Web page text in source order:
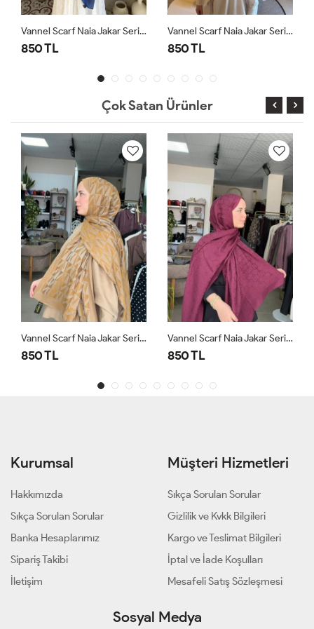
Vannel Scarf Naia Jakar Serisi Saks Mavisi
TL
Vannel Scarf Naia Jakar Serisi Pudra
850 TL
Çok Satan Ürünler
Vannel Scarf Naia Jakar Serisi Camel
850 TL
Vannel Scarf Naia Jakar Serisi Mürdüm
850 TL
Kurumsal
Hakkımızda
Sıkça Sorulan Sorular
Banka Hesaplarımız
Sipariş Takibi
İletişim
Müşteri Hizmetleri
Sıkça Sorulan Sorular
Gizlilik ve Kvkk Bilgileri
Kargo ve Teslimat Bilgileri
İptal ve İade Koşulları
Mesafeli Satış Sözleşmesi
Sosyal Medya